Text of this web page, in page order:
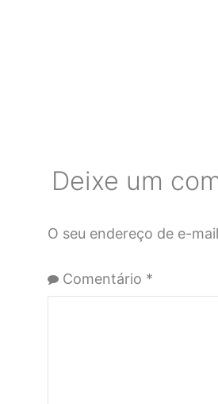
Deixe um
O seu endereço de e-
Comentário *